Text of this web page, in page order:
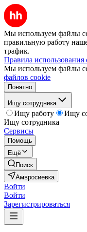
Мы используем файлы
правильную работу
трафик.
Правила
Мы используем файлы
файлов cookie
Понятно
Ищу сотрудника
Ищу работу
Ищу
Ищу сотрудника
Сервисы
Помощь
Ещё
Поиск
Амвросиевка
Войти
Войти
Зарегистрироваться